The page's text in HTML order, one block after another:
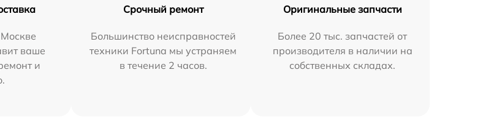
ваше
и
Срочный ремонт
Большинство неисправностей
техники Fortuna мы устраняем
в течение 2 часов.
Оригинальные запчасти
Более 20 тыс. запчастей от
производителя в наличии на
собственных складах.